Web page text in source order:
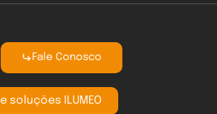
Fale Conosco
soluções ILUMEO